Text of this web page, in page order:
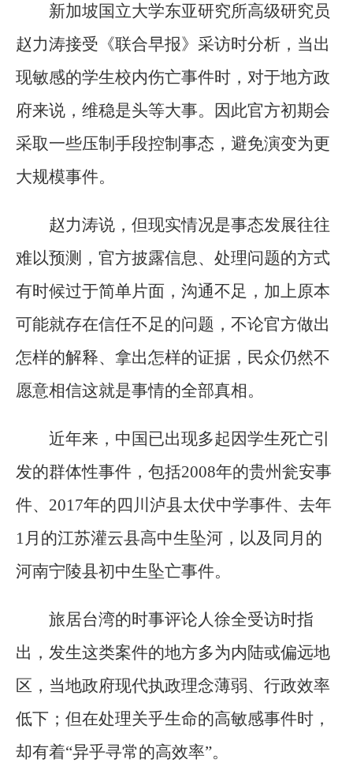
新加坡国立大学东亚研究所高级研究员
赵力涛接受《联合早报》采访时分析，当出
现敏感的学生校内伤亡事件时，对于地方政
府来说，维稳是头等大事。因此官方初期会
采取一些压制手段控制事态，避免演变为更
大规模事件。
赵力涛说，但现实情况是事态发展往往
难以预测，官方披露信息、处理问题的方式
有时候过于简单片面，沟通不足，加上原本
可能就存在信任不足的问题，不论官方做出
怎样的解释、拿出怎样的证据，民众仍然不
愿意相信这就是事情的全部真相。
近年来，中国已出现多起因学生死亡引
发的群体性事件，包括2008年的贵州瓮安事
件、2017年的四川泸县太伏中学事件、去年
1月的江苏灌云县高中生坠河，以及同月的
河南宁陵县初中生坠亡事件。
旅居台湾的时事评论人徐全受访时指
出，发生这类案件的地方多为内陆或偏远地
区，当地政府现代执政理念薄弱、行政效率
低下；但在处理关乎生命的高敏感事件时，
却有着“异乎寻常的高效率”。